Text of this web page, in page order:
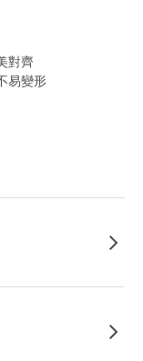
對齊
易變形